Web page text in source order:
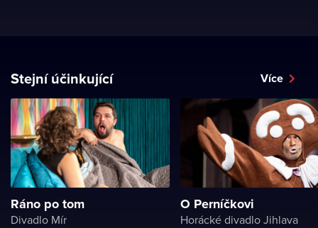
Stejní účinkující Více
Ráno po tom
Divadlo Mír
O Perníčkovi
Horácké divadlo Jihlava